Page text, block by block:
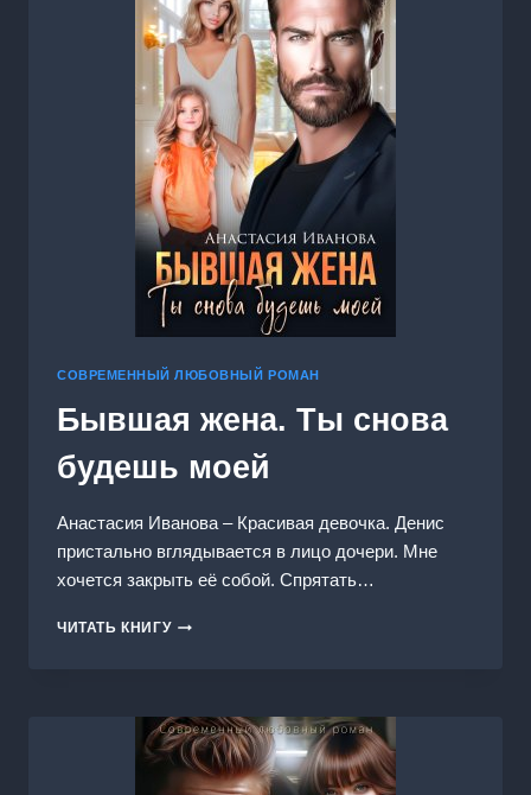
СОВРЕМЕННЫЙ ЛЮБОВНЫЙ РОМАН
Бывшая жена. Ты снова
будешь моей
Анастасия Иванoва – Красивая девочка. Денис
пристально вглядывается в лицо дочери. Мне
хочется закрыть её собой. Спрятать…
ЧИТАТЬ КНИГУБЫВШАЯ
БУДЕШЬ
МОЕЙ